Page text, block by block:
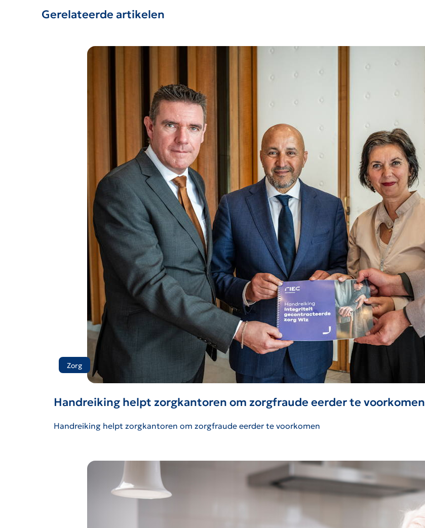
Gerelateerde artikelen
Zorg
Handreiking helpt zorgkantoren om zorgfraude eerder te voorkomen
Handreiking helpt zorgkantoren om zorgfraude eerder te voorkomen